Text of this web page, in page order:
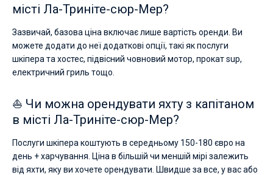
місті Ла-Триніте-сюр-Мер?
Зазвичай, базова ціна включає лише вартість оренди. Ви
можете додати до неї додаткові опції, такі як послуги
шкіпера та хостес, підвісний човновий мотор, прокат sup,
електричний гриль тощо.
⛵ Чи можна орендувати яхту з капітаном
в місті Ла-Триніте-сюр-Мер?
Послуги шкіпера коштують в середньому 150-180 євро на
день + харчування. Ціна в більшій чи меншій мірі залежить
від яхти, яку ви хочете орендувати. Швидше за все, у вас або